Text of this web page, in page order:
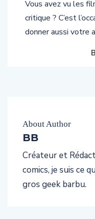
critique ? C’est
donner aussi votre
BB
Créateur et
comics, je suis ce
gros geek barbu.